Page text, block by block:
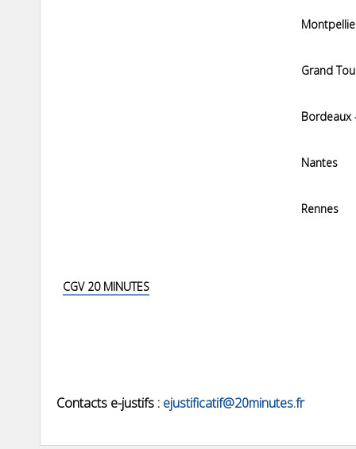
Grand
Bordeaux
Nantes
Rennes
CGV 20 MINUTES
Contacts e-justifs : ejustificatif@20minutes.fr